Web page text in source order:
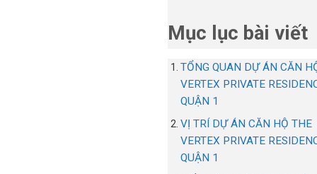
Mục lục bài viết
TỔNG QUAN DỰ ÁN CĂN
VERTEX PRIVATE
QUẬN 1
VỊ TRÍ DỰ ÁN CĂN HỘ THE
VERTEX PRIVATE
QUẬN 1